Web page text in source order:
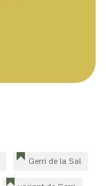
Gerri de la Sal